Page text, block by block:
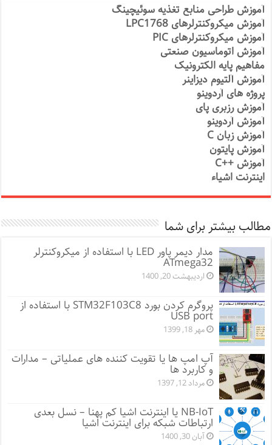
آموزش طراحی منابع تغذیه سوئیچینگ
آموزش میکروکنترلرهای LPC1768
آموزش میکروکنترلرهای PIC
آموزش اتوماسیون صنعتی
مفاهیم پایه الکترونیک
آموزش آلتیوم دیزاینر
پروژه های آردوینو
آموزش رزبری پای
آموزش آردوینو
آموزش زبان C
آموزش پایتون
آموزش ++C
اینترنت اشیاء
مطالب بیشتر برای شما
مدار دیمر پاور LED با استفاده از میکروکنترلر
ATmega32
اردیبهشت 20, 1400
پروگرم کردن بورد STM32F103C8 با استفاده از
USB port
مهر 18, 1399
آپ امپ ها یا تقویت کننده های عملیاتی – مدارات
و کاربرد ها
مرداد 12, 1397
NB-IoT یا اینترنت اشیا کم پهنا – نسل بعدی
ارتباطات شبکه برای اینترنت اشیا
آبان 30, 1400